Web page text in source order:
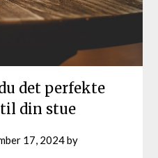
det perfekte
din stue
17, 2024by